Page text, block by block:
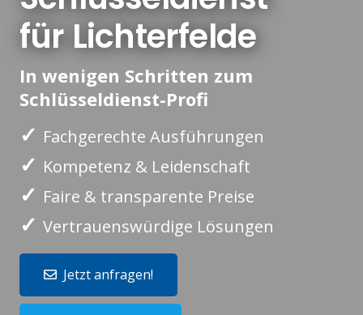
für Lichterfelde
In wenigen Schritten zum
Schlüsseldienst-Profi
✓ Fachgerechte Ausführungen
✓ Kompetenz & Leidenschaft
✓ Faire & transparente Preise
✓ Vertrauenswürdige Lösungen
Jetzt anfragen!